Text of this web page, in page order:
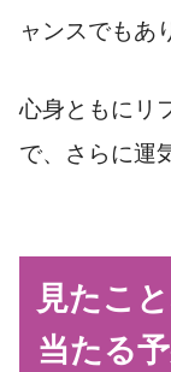
ャンスでもあ
心身ともにリ
で、さらに運
見たこ
当たる